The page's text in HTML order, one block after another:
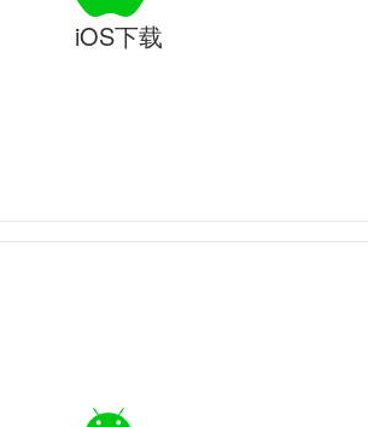
iOS下载